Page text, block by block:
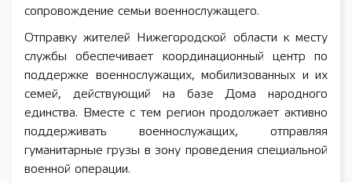
сопровождение семьи военнослужащего.
Отправку жителей Нижегородской области к месту
службы обеспечивает координационный центр по
поддержке военнослужащих, мобилизованных и их
семей, действующий на базе Дома народного
единства. Вместе с тем регион продолжает активно
поддерживать военнослужащих, отправляя
гуманитарные грузы в зону проведения специальной
военной операции.